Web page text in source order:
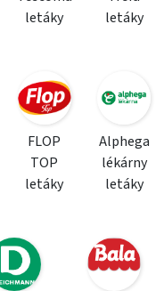
letáky
letáky
FLOP
TOP
letáky
Alphega
lékárny
letáky